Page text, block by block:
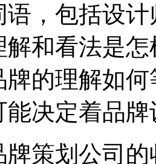
语，包括设
解和看法是
牌的理解如
能决定着品
牌策划公司